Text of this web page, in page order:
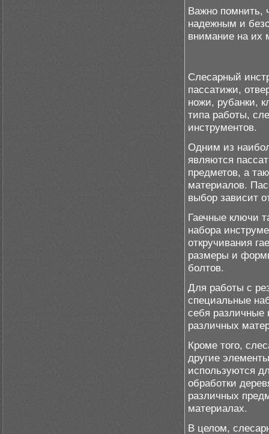
Важно помнить,
надежным и
внимание на их
Слесарный
пассатижи,
ножи, рубанки,
типа работы,
инструментов.
Одним из
являются
предметов, а
материалов.
выбор зависит
Гаечные ключи
набора
откручивания
размеры и
болтов.
Для работы с
специальные
себя различные
различных
Кроме того,
другие
используются
обработки
различных
материалах.
В целом,